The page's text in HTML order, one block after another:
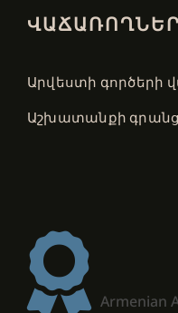
Արվեստի գործերի
Աշխատանքի
Armenian